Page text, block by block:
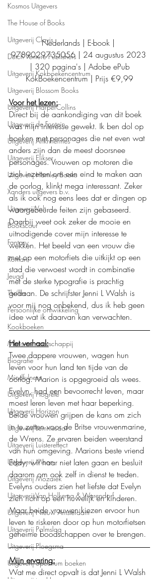
Kosmos Uitgevers
The House of Books
Uitgeverij Clavis
Dutch Venture Publishers
Uitgeverij Kokboekencentrum
Uitgeverij Blossom Books
Uitgeverij HarperCollins
Uitgeverij de Fontein
Uitgeverij Ankhhermes
Uitgeverij Elikser
Uitgeverij Hamley Books
Xanders uitgevers b.v.
Uitgeverij Volt
Bookscout
Fantasy
Roman
Jeugd
Thriller
Persoonlijke ontwikkeling
Kookboeken
Mens en maatschappij
Biografie
Mindfulness
Uitgeverij Hogrefe
Uitgeverij Horizon
Uitgeverij Lemniscaat
Uitgeverij Luistereffect
Uitgeverij Moon
Uitgeverij Mozaïek
Uitgeverij Van Holkema & Warendorf
Uitgeverij Nieuw Amsterdam
Uitgeverij Palmslag
Uitgeverij Ploegsma
Uitgeverij Spectrum boeken
Nederlands | E-book |
9789029735056 | 24 augustus 2023
| 320 pagina's | Adobe ePub
KokBoekencentrum | Prijs €9,99
Voor het lezen:
Direct bij de aankondiging van dit boek
was mijn interesse gewekt. Ik ben dol op
boeken met personages die net even wat
anders zijn dan de meest doorsnee
personages. Vrouwen op motoren die
zich inzetten om een eind te maken aan
de oorlog, klinkt mega interessant. Zeker
als ik ook nog eens lees dat er dingen op
waargebeurde feiten zijn gebaseerd.
Daarbij weet ook zeker de mooie en
uitnodigende cover mijn interesse te
wekken. Het beeld van een vrouw die
met op een motorfiets die uitkijkt op een
stad die verwoest wordt in combinatie
met de sterke typografie is prachtig
gedaan. De schrijfster Jenni L Walsh is
voor mij nog onbekend, dus ik heb geen
idee wat ik daarvan kan verwachten.
Het verhaal:
Twee dappere vrouwen, wagen hun
leven voor hun land ten tijde van de
oorlog. Marion is opgegroeid als wees.
Evelyn, had een bevoorrecht leven, maar
moest leren leven met haar beperking.
Beide vrouwen grijpen de kans om zich
in te zetten voor de Britse vrouwenmarine,
de Wrens. Ze ervaren beiden weerstand
van hun omgeving. Marions beste vriend
Eddy, wil haar niet laten gaan en besluit
daarom om ook zelf in dienst te treden.
Evelyns ouders zien het liefste dat Evelyn
zich richt op een huwelijk en kinderen.
Maar beide vrouwen kiezen ervoor hun
leven te riskeren door op hun motorfietsen
geheime boodschappen over te brengen.
Mijn ervaring:
Wat me direct opvalt is dat Jenni L Walsh